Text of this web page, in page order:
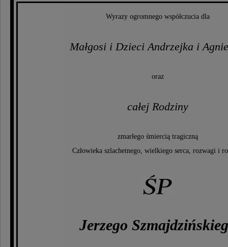
Wyrazy ogromnego współczucia dla
Małgosi i Dzieci Andrzejka i
oraz
całej Rodziny
zmarłego śmiercią tragiczną
Człowieka szlachetnego, wielkiego serca, rozwagi i
Jerzego